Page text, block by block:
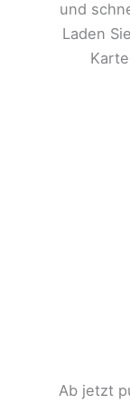
und
Laden
Ab jetzt